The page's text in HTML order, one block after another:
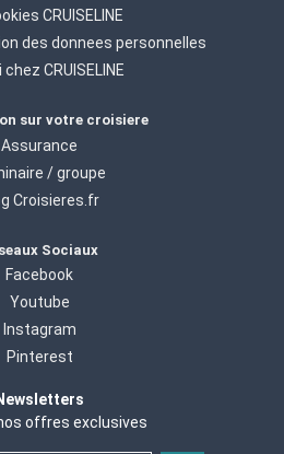
CRUISELINE
des donnees personnelles
chez CRUISELINE
sur votre croisiere
Assurance
/ groupe
Croisieres.fr
Sociaux
Facebook
Youtube
Instagram
Pinterest
offres exclusives